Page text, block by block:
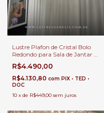
Lustre Plafon de Cristal Bolo
Redondo para Sala de Jantar e
Quartos
R$4.490,00
R$4.130,80 com PIX • TED •
DOC
10 x de R$449,00 sem juros